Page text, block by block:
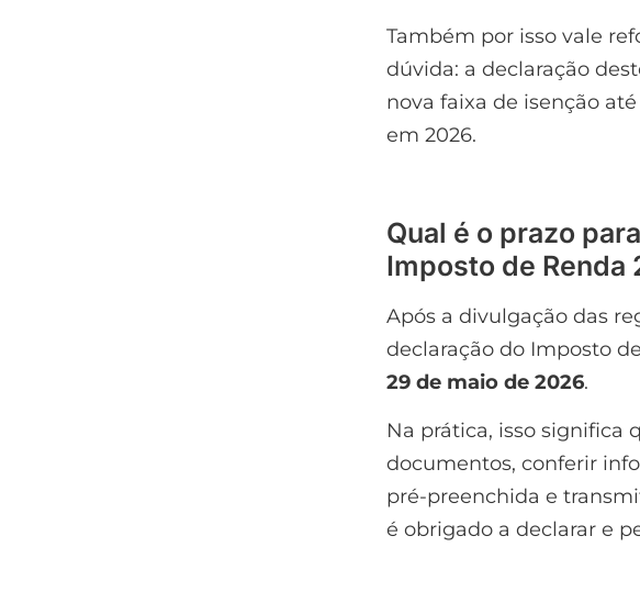
Também por isso vale
dúvida: a declaração
nova faixa de isenção
em 2026.
Qual é o prazo
Imposto de Renda
Após a divulgação das
declaração do Imposto
29 de maio de 2026.
Na prática, isso significa
documentos, conferir
pré-preenchida e
é obrigado a declarar e